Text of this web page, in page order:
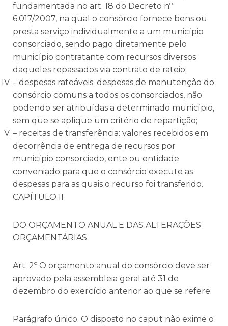
fundamentada no art. 18 do Decreto nº
6.017/2007, na qual o consórcio fornece bens ou
presta serviço individualmente a um município
consorciado, sendo pago diretamente pelo
município contratante com recursos diversos
daqueles repassados via contrato de rateio;
– despesas rateáveis: despesas de manutenção do
consórcio comuns a todos os consorciados, não
podendo ser atribuídas a determinado município,
sem que se aplique um critério de repartição;
– receitas de transferência: valores recebidos em
decorrência de entrega de recursos por
município consorciado, ente ou entidade
conveniado para que o consórcio execute as
despesas para as quais o recurso foi transferido.
CAPÍTULO II
DO ORÇAMENTO ANUAL E DAS ALTERAÇÕES
ORÇAMENTÁRIAS
Art. 2º O orçamento anual do consórcio deve ser
aprovado pela assembleia geral até 31 de
dezembro do exercício anterior ao que se refere.
Parágrafo único. O disposto no caput não exime o